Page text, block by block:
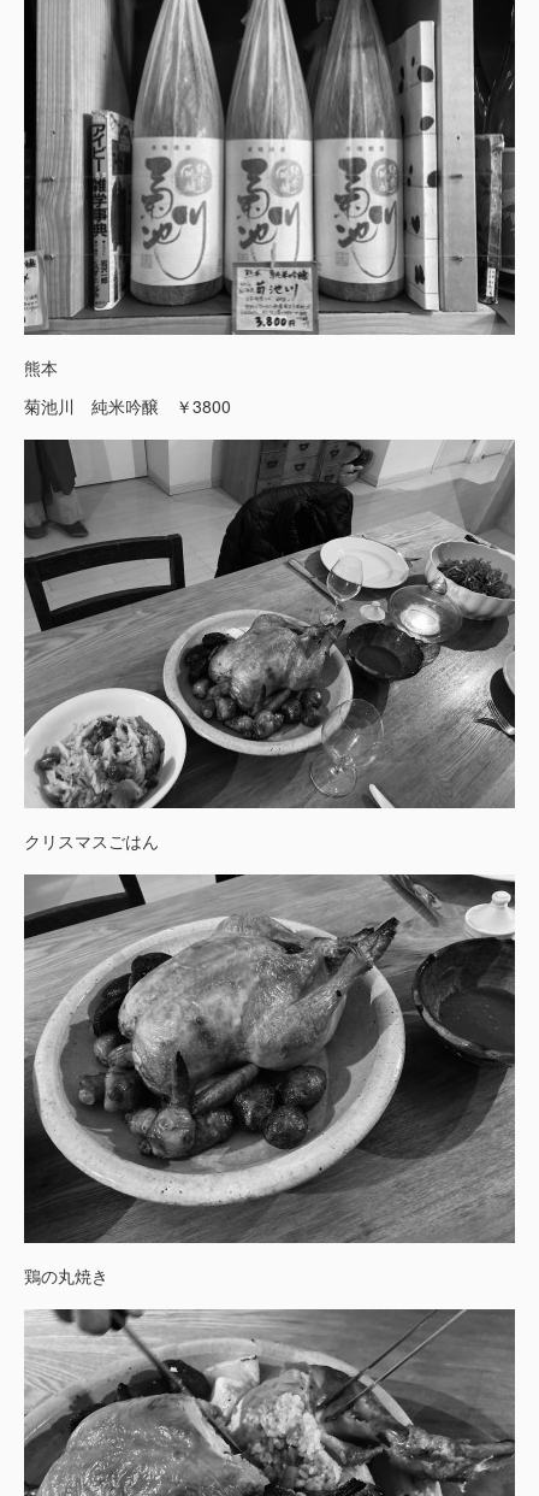
熊本
菊池川 純米吟醸 ￥3800
クリスマスごはん
鶏の丸焼き